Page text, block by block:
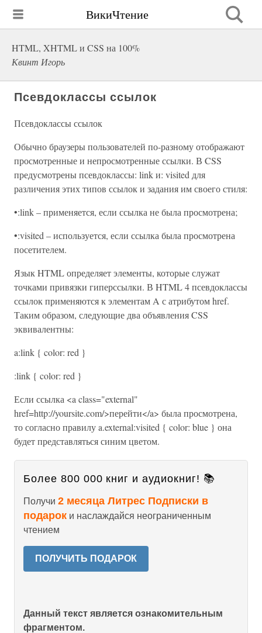
ВикиЧтение
HTML, XHTML и CSS на 100%
Квинт Игорь
Псевдоклассы ссылок
Псевдоклассы ссылок
Обычно браузеры пользователей по-разному отображают
просмотренные и непросмотренные ссылки. В CSS
предусмотрены псевдоклассы: link и: visited для
различения этих типов ссылок и задания им своего стиля:
•:link – применяется, если ссылка не была просмотрена;
•:visited – используется, если ссылка была просмотрена
посетителем.
Язык HTML определяет элементы, которые служат
точками привязки гиперссылки. В HTML 4 псевдоклассы
ссылок применяются к элементам A с атрибутом href.
Таким образом, следующие два объявления CSS
эквивалентны:
a:link { color: red }
:link { color: red }
Если ссылка <a class="external"
href=http://yoursite.com/>перейти</a> была просмотрена,
то согласно правилу a.external:visited { color: blue } она
будет представляться синим цветом.
Более 800 000 книг и аудиокниг! 📚
Получи 2 месяца Литрес Подписки в
подарок и наслаждайся неограниченным
чтением
ПОЛУЧИТЬ ПОДАРОК
Данный текст является ознакомительным
фрагментом.